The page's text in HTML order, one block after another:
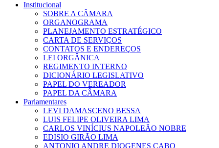
Institucional
SOBRE A CÂMARA
ORGANOGRAMA
PLANEJAMENTO ESTRATÉGICO
CARTA DE SERVIÇOS
CONTATOS E ENDEREÇOS
LEI ORGÂNICA
REGIMENTO INTERNO
DICIONÁRIO LEGISLATIVO
PAPEL DO VEREADOR
PAPEL DA CÂMARA
Parlamentares
LEVI DAMASCENO BESSA
LUIS FELIPE OLIVEIRA LIMA
CARLOS VINÍCIUS NAPOLEÃO NOBRE
EDISIO GIRÃO LIMA
ANTONIO ANDRE DIOGENES CABO